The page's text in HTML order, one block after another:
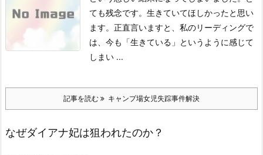
ても残念です。生きていてほしかったと思い
ます。 正直言いますと、私のリーディングで
は、今も「生きている」というように感じて
しまい ...
記事を読む キャンプ場女児失踪事件解決
なぜダイアナ妃は狙われたのか？